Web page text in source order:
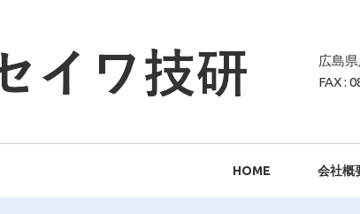
広島
FAX :
HOME 会社概